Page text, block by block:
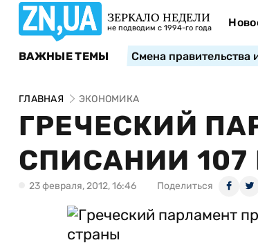
ЗЕРКАЛО НЕДЕЛИ
не подводим с 1994-го года
ВАЖНЫЕ ТЕМЫ Смена правительства
ГЛАВНАЯ ЭКОНОМИКА
ГРЕЧЕСКИЙ
СПИСАНИИ
23 февраля, 2012, 16:46 Поделиться